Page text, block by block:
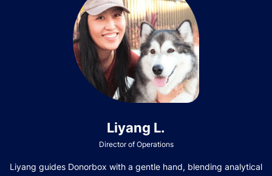
Liyang L.
Director of Operations
Liyang guides Donorbox with a gentle hand, blending analytical